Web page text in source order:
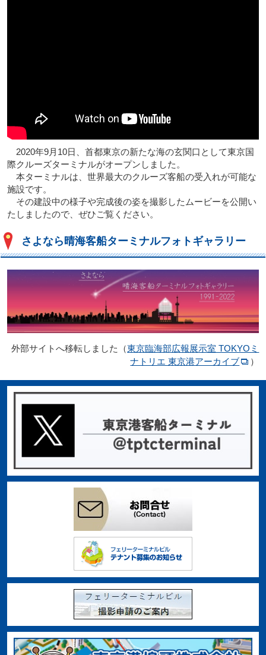
2020年9月10日、首都東京の新たな海の玄関口として東京国
際クルーズターミナルがオープンしました。
本ターミナルは、世界最大のクルーズ客船の受入れが可能な
施設です。
その建設中の様子や完成後の姿を撮影したムービーを公開い
たしましたので、ぜひご覧ください。
さよなら晴海客船ターミナルフォトギャラリー
外部サイトへ移転しました（東京臨海部広報展示室 TOKYOミ
ナトリエ 東京港アーカイブ
）